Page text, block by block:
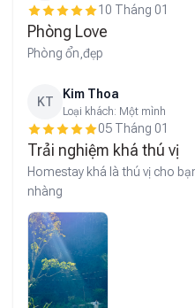
10 Tháng 01
Phòng Love
Phòng ổn,đẹp
KT
Kim Thoa
Loại khách: Một mình
05 Tháng 01
Trải nghiệm khá thú vị
Homestay khá là thú vị cho
nhàng